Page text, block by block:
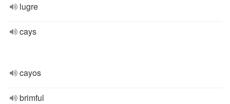
lugre
cays
cayos
brimful